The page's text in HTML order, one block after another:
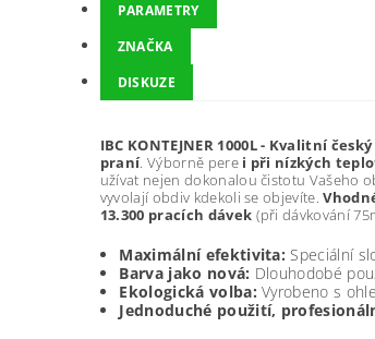
PARAMETRY
ZNAČKA
DISKUZE
IBC KONTEJNER 1000L - Kvalitní
praní. Výborně pere i při nízkých
užívat nejen dokonalou čistotu Vašeho
vyvolají obdiv kdekoli se objevíte.
13.300 pracích dávek (při dávkování
Maximální efektivita: Speciální
Barva jako nová: Dlouhodobé
Ekologická volba: Vyrobeno s
Jednoduché použití,